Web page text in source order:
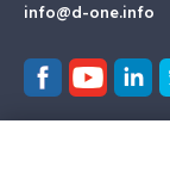
info@d-one.info